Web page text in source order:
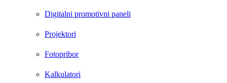
Digitalni promotivni paneli
Projektori
Fotopribor
Kalkulatori